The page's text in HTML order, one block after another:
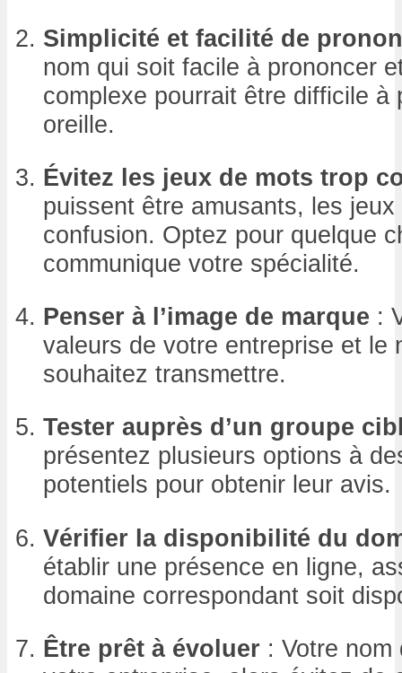
Simplicité et facilité de
nom qui soit facile à prononcer
complexe pourrait être difficile à
oreille.
Évitez les jeux de mots trop
puissent être amusants, les
confusion. Optez pour quelque
communique votre spécialité.
Penser à l’image de marque :
valeurs de votre entreprise et le
souhaitez transmettre.
Tester auprès d’un groupe
présentez plusieurs options à
potentiels pour obtenir leur avis.
Vérifier la disponibilité du
établir une présence en ligne,
domaine correspondant soit
Être prêt à évoluer : Votre